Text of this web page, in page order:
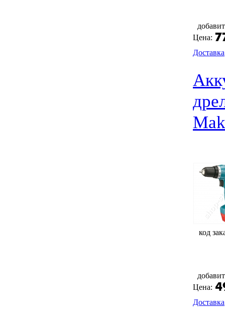
Цена:
Доставка
код
Цена:
Доставка